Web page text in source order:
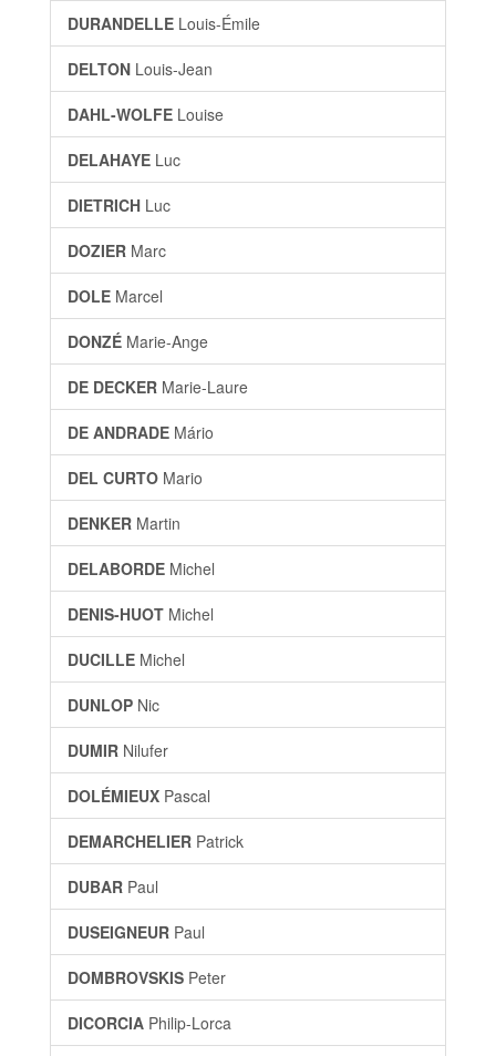
DURANDELLE Louis-Émile
DELTON Louis-Jean
DAHL-WOLFE Louise
DELAHAYE Luc
DIETRICH Luc
DOZIER Marc
DOLE Marcel
DONZÉ Marie-Ange
DE DECKER Marie-Laure
DE ANDRADE Mário
DEL CURTO Mario
DENKER Martin
DELABORDE Michel
DENIS-HUOT Michel
DUCILLE Michel
DUNLOP Nic
DUMIR Nilufer
DOLÉMIEUX Pascal
DEMARCHELIER Patrick
DUBAR Paul
DUSEIGNEUR Paul
DOMBROVSKIS Peter
DICORCIA Philip-Lorca